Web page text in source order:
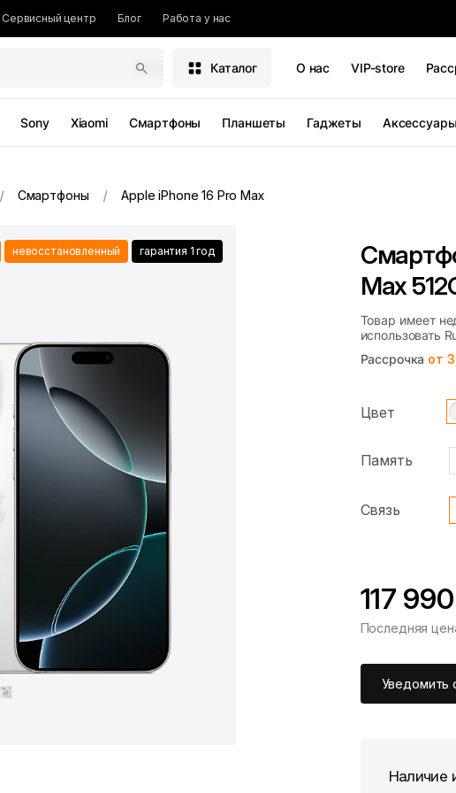
Сервисный центр Блог Работа у нас
Каталог О нас VIP-store
Sony Xiaomi Смартфоны Планшеты Гаджеты Аксессуары
Смартфоны Apple iPhone 16 Pro Max
невосстановленный гарантия 1 год
Max
Товар имеет
использовать
Рассрочка от
Цвет
Память
Связь
117
*Скидка
Последняя
Уведомить
Наличие